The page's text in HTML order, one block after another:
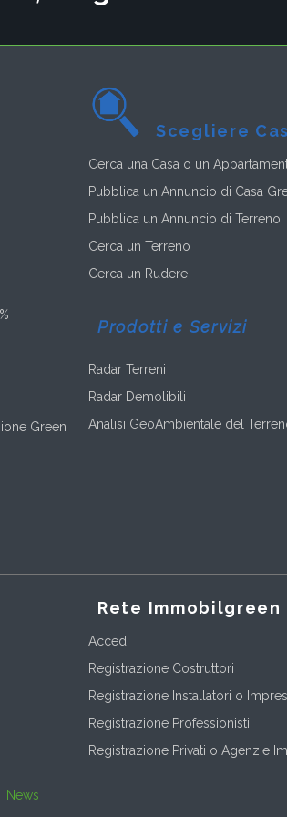
Green
Scegliere
Cerca una Casa o un
Pubblica un Annuncio di Casa
Pubblica un Annuncio di Terreno
Cerca un Terreno
Cerca un Rudere
Prodotti e Servizi
Radar Terreni
Radar Demolibili
Analisi GeoAmbientale del
Rete Immobilgreen
Accedi
Registrazione Costruttori
Registrazione Installatori o
Registrazione Professionisti
Registrazione Privati o Agenzie
News